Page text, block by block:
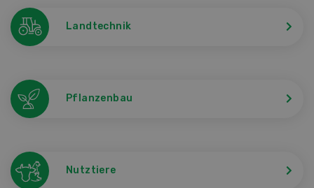
Landtechnik
Pflanzenbau
Nutztiere